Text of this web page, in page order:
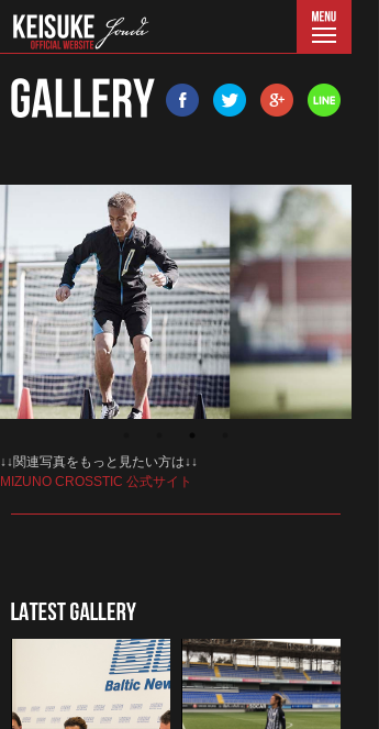
↓↓関連写真をもっと見たい方は↓↓
MIZUNO CROSSTIC 公式サイト